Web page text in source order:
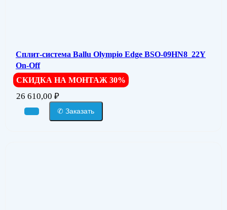
Сплит-система Ballu Olympio Edge BSO-09HN8_22Y
On-Off
СКИДКА НА МОНТАЖ 30%
26 610,00 ₽
✆ Заказать